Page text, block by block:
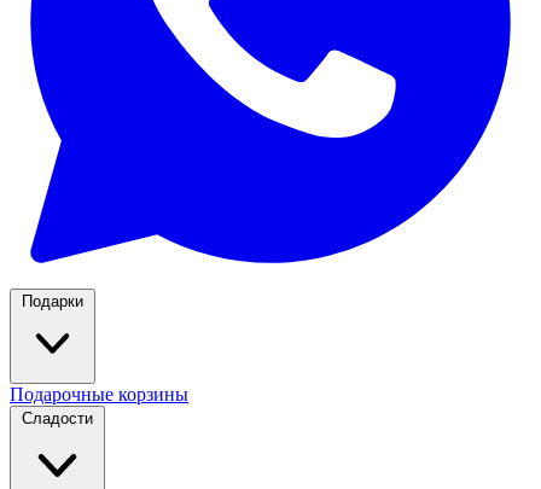
Подарки
Подарочные корзины
Сладости